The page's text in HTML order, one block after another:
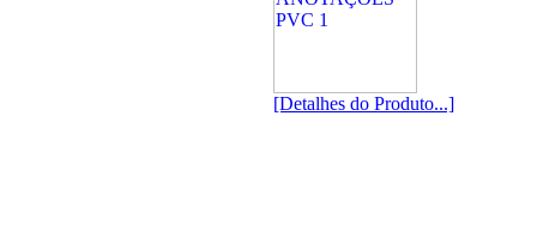
[Detalhes do Produto...]